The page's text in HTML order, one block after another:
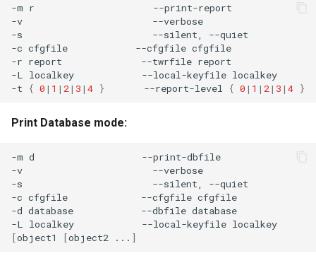
-m r
--print-report
-v
--verbose
-s
--silent,
--quiet
-c cfgfile --cfgfile cfgfile
-r report --twrfile report
-L
localkey --local-keyfile localkey
-t
{ 0 | 1 | 2 | 3 | 4 } --report-level { 0 | 1 | 2 | 3 | 4 }
Print Database mode:
-m d
--print-dbfile
-v
--verbose
-s
--silent,
--quiet
-c cfgfile --cfgfile cfgfile
-d database --dbfile database
-L
localkey --local-keyfile
[object1 [object2 ... ]